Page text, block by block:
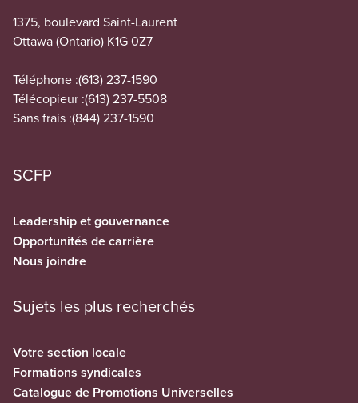
1375, boulevard Saint-Laurent
Ottawa (Ontario) K1G 0Z7
Téléphone :(613) 237-1590
Télécopieur :(613) 237-5508
Sans frais :(844) 237-1590
SCFP
Leadership et gouvernance
Opportunités de carrière
Nous joindre
Sujets les plus recherchés
Votre section locale
Formations syndicales
Catalogue de Promotions Universelles